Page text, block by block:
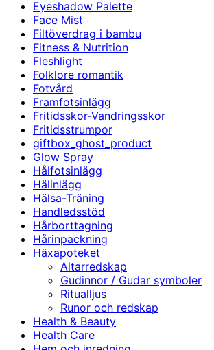
Eyeshadow Palette
Face Mist
Filtöverdrag i bambu
Fitness & Nutrition
Fleshlight
Folklore romantik
Fotvård
Framfotsinlägg
Fritidsskor-Vandringsskor
Fritidsstrumpor
giftbox_ghost_product
Glow Spray
Hålfotsinlägg
Hälinlägg
Hälsa-Träning
Handledsstöd
Hårborttagning
Hårinpackning
Häxapoteket
Altarredskap
Gudinnor / Gudar symboler
Ritualljus
Runor och redskap
Health & Beauty
Health Care